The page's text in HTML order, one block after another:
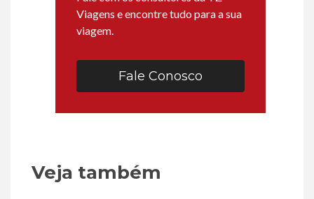
Viagens e encontre tudo para a sua
viagem.
Fale Conosco
Veja também